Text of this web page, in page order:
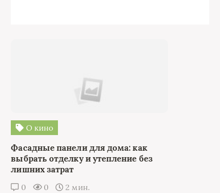
О кино
Фасадные панели для дома: как
выбрать отделку и утепление без
лишних затрат
0 0 2 мин.